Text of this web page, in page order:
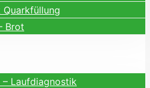
Brot
Laufdiagnostik